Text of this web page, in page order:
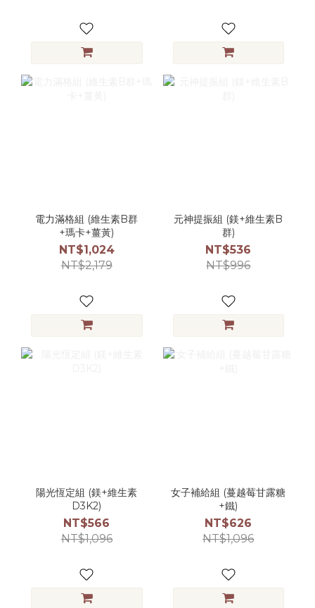
電力滿格組 (維生素B群
+瑪卡+薑黃)
NT$1,024
NT$2,179
元神提振組 (鎂+維生素B
群)
NT$536
NT$996
陽光恆定組 (鎂+維生素
D3K2)
NT$566
NT$1,096
女子補給組 (蔓越莓甘露糖
+鐵)
NT$626
NT$1,096